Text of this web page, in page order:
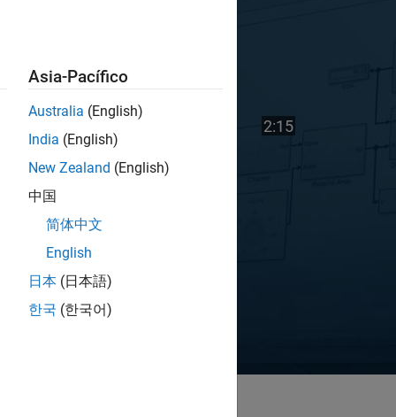
Vea
el
vídeo
2:15Duración del
Asia-Pacífico
Australia (English)
India (English)
New Zealand (English)
中国
简体中文
English
日本 (日本語)
한국 (한국어)